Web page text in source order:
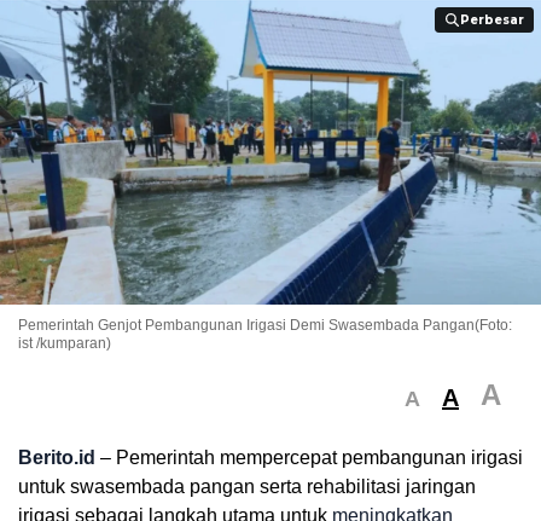
Perbesar
Perbesar
Pemerintah Genjot Pembangunan Irigasi Demi Swasembada Pangan(Foto:
ist /kumparan)
A A A
Berito.id – Pemerintah mempercepat pembangunan irigasi
untuk swasembada pangan serta rehabilitasi jaringan
irigasi sebagai langkah utama untuk meningkatkan